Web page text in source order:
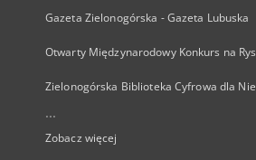
Gazeta Zielonogórska - Gazeta Lubuska
Otwarty Międzynarodowy Konkurs na
Zielonogórska Biblioteka Cyfrowa dla
...
Zobacz więcej